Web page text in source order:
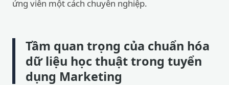
ứng viên một cách chuyên nghiệp.
Tầm quan trọng của chuẩn hóa
dữ liệu học thuật trong tuyển
dụng Marketing